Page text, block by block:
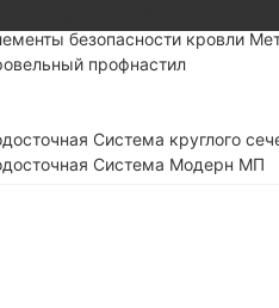
безопасности кровли
профнастил
Система круглого
Система Модерн МП